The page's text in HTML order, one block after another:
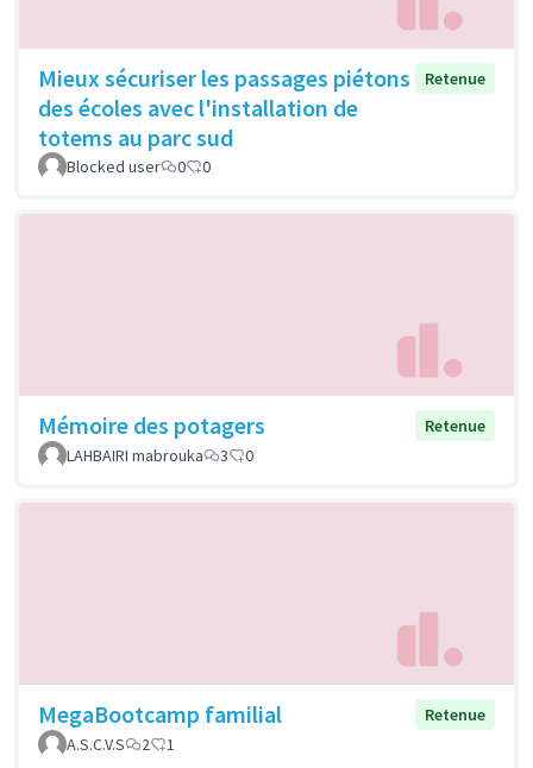
Mieux sécuriser les passages piétons
des écoles avec l'installation de
totems au parc sud
Retenue
Blocked user 0 0
Mémoire des potagers
Retenue
LAHBAIRI mabrouka
3 0
MegaBootcamp familial
Retenue
A.S.C.V.S
2 1